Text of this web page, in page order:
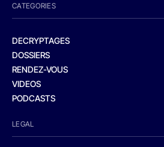
CATEGORIES
DECRYPTAGES
DOSSIERS
RENDEZ-VOUS
VIDEOS
PODCASTS
LEGAL